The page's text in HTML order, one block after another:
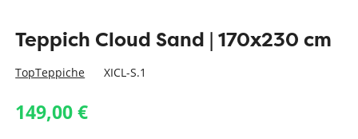
Teppich Cloud Sand | 170x230 cm
TopTeppiche XICL-S.1
149,00 €